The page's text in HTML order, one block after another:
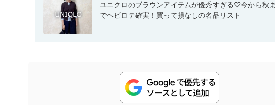
ユニクロのブラウンアイテムが優秀すぎる♡今から秋ま
でヘビロテ確実！買って損なしの名品リスト